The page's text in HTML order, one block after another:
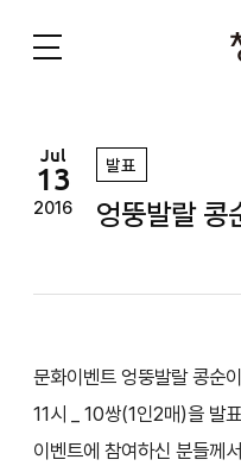
Jul
13
2016
발표
엉뚱발랄 콩
문화이벤트 엉뚱발랄 콩순
11시 _ 10쌍(1인2매)을 발
이벤트에 참여하신 분들께